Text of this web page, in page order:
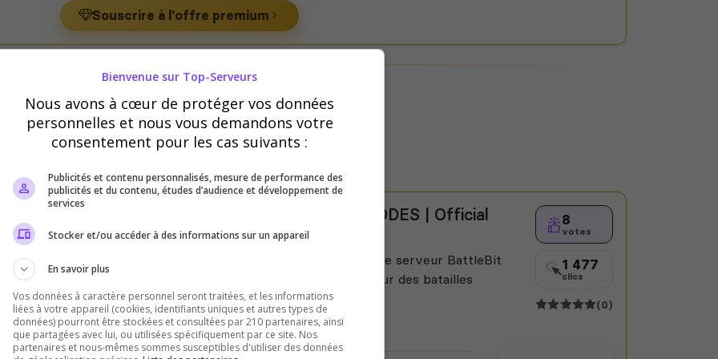
Souscrire à l'offre premium
BattleBit Remastered
[FR]Clan-RmG.com | ALL GAMEMODES | Official
Progression
Bienvenue chez "Royal Multi Gamers" ! Notre serveur BattleBit
Remastered est en ligne. Rejoignez-nous pour des batailles
épiques. #JouonsEnsemble
8
votes
1 477
clics
(0)
Bienvenue sur Top-Serveurs
Nous avons à cœur de protéger vos données
personnelles et nous vous demandons votre
consentement pour les cas suivants :
Publicités et contenu personnalisés, mesure de performance des
publicités et du contenu, études d’audience et développement de
services
Stocker et/ou accéder à des informations sur un appareil
En savoir plus
Vos données à caractère personnel seront traitées, et les informations
liées à votre appareil (cookies, identifiants uniques et autres types de
données) pourront être stockées et consultées par 210 partenaires, ainsi
que partagées avec lui, ou utilisées spécifiquement par ce site. Nos
partenaires et nous-mêmes sommes susceptibles d'utiliser des données